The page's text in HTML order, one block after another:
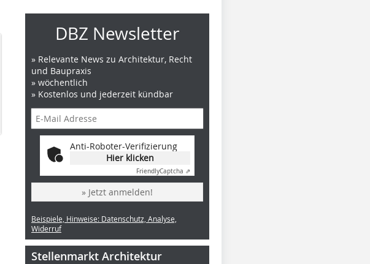
DBZ Newsletter
» Relevante News zu Architektur, Recht
und Baupraxis
» wöchentlich
» Kostenlos und jederzeit kündbar
Anti-Roboter-Verifizierung
Hier klicken
FriendlyCaptcha ⇗
» Jetzt anmelden!
Beispiele, Hinweise: Datenschutz, Analyse,
Widerruf
Stellenmarkt Architektur